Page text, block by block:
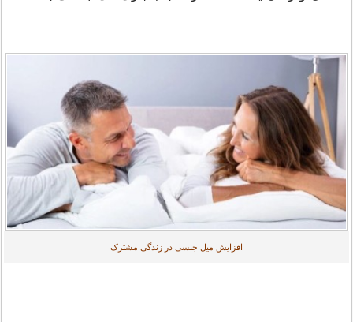
افزایش میل جنسی در زندگی مشترک